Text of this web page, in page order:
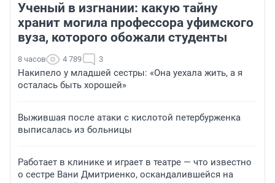
Ученый в изгнании: какую тайну
хранит могила профессора уфимского
вуза, которого обожали студенты
8 часов 4 789 3
Накипело у младшей сестры: «Она уехала жить, а я
осталась быть хорошей»
Выжившая после атаки с кислотой петербурженка
выписалась из больницы
Работает в клинике и играет в театре — что известно
о сестре Вани Дмитриенко, оскандалившейся на